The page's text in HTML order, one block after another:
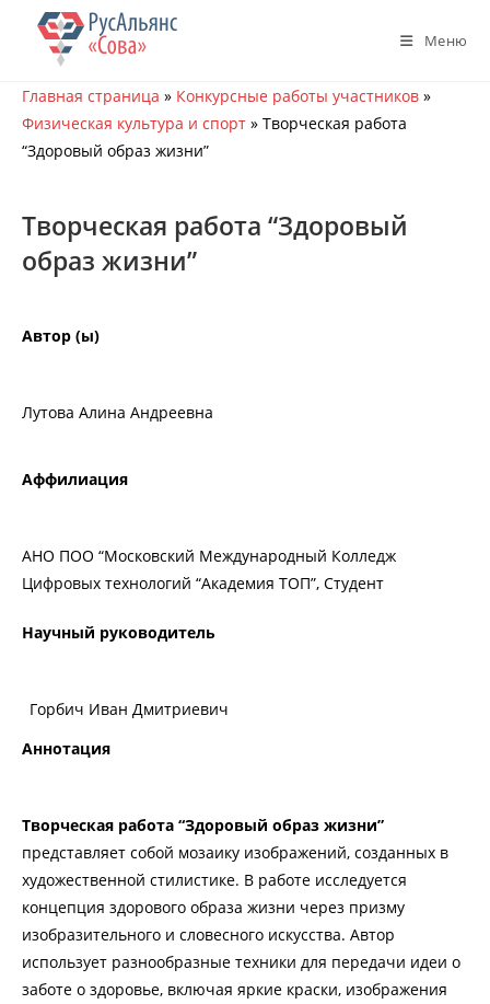
Перейти
содержимому
Меню
Главная страница » Конкурсные работы участников »
Физическая культура и спорт » Творческая работа
“Здоровый образ жизни”
Творческая работа “Здоровый
образ жизни”
Автор (ы)
Лутова Алина Андреевна
Аффилиация
АНО ПОО “Московский Международный Колледж
Цифровых технологий “Академия ТОП”, Студент
Научный руководитель
Горбич Иван Дмитриевич
Аннотация
Творческая работа “Здоровый образ жизни”
представляет собой мозаику изображений, созданных в
художественной стилистике. В работе исследуется
концепция здорового образа жизни через призму
изобразительного и словесного искусства. Автор
использует разнообразные техники для передачи идеи о
заботе о здоровье, включая яркие краски, изображения